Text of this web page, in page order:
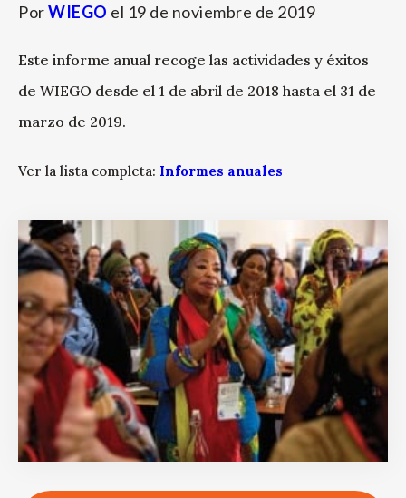
PorWIEGO el 19 de noviembre de 2019
Este informe anual recoge las actividades y éxitos
de WIEGO desde el 1 de abril de 2018 hasta el 31 de
marzo de 2019.
Ver la lista completa: Informes anuales